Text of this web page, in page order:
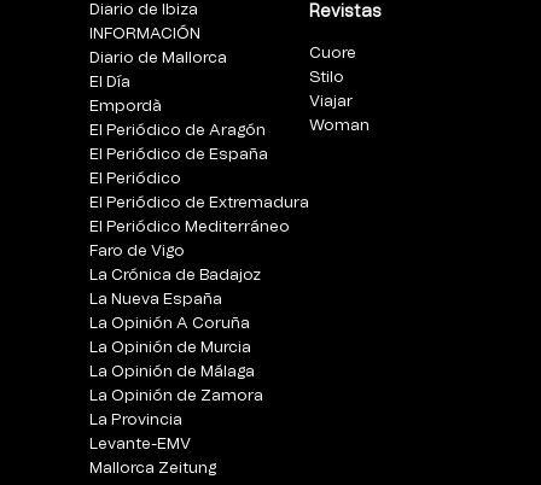
Diario de Ibiza
INFORMACIÓN
Diario de Mallorca
El Día
Empordà
El Periódico de Aragón
El Periódico de España
El Periódico
El Periódico de Extremadura
El Periódico Mediterráneo
Faro de Vigo
La Crónica de Badajoz
La Nueva España
La Opinión A Coruña
La Opinión de Murcia
La Opinión de Málaga
La Opinión de Zamora
La Provincia
Levante-EMV
Mallorca Zeitung
Revistas
Cuore
Stilo
Viajar
Woman